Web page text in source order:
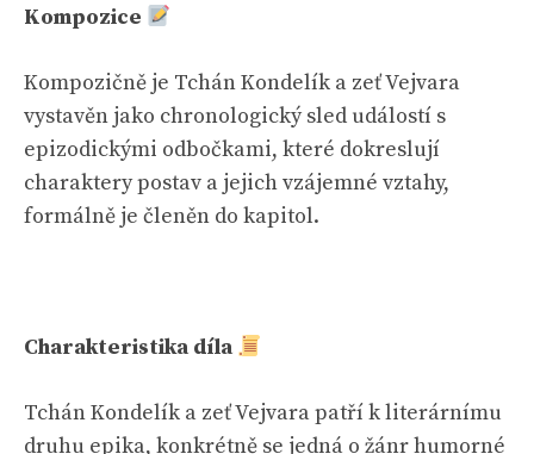
Kompozice
Kompozičně je Tchán Kondelík a zeť Vejvara
vystavěn jako chronologický sled událostí s
epizodickými odbočkami, které dokreslují
charaktery postav a jejich vzájemné vztahy,
formálně je členěn do kapitol.
Charakteristika díla
Tchán Kondelík a zeť Vejvara patří k literárnímu
druhu epika, konkrétně se jedná o žánr humorné